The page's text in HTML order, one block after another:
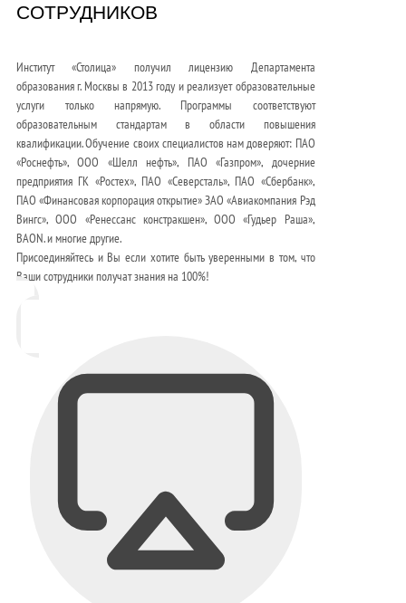
СОТРУДНИКОВ
Институт «Столица» получил лицензию Департамента
образования г. Москвы в 2013 году и реализует образовательные
услуги только напрямую. Программы соответствуют
образовательным стандартам в области повышения
квалификации. Обучение своих специалистов нам доверяют: ПАО
«Роснефть», ООО «Шелл нефть», ПАО «Газпром», дочерние
предприятия ГК «Ростех», ПАО «Северсталь», ПАО «Сбербанк»,
ПАО «Финансовая корпорация открытие» ЗАО «Авиакомпания Рэд
Вингс», ООО «Ренессанс констракшен», ООО «Гудьер Раша»,
BAON. и многие другие.
Присоединяйтесь и Вы если хотите быть уверенными в том, что
Ваши сотрудники получат знания на 100%!